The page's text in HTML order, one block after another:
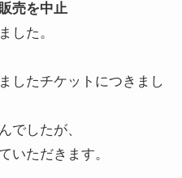
売を中止
した。
したチケットにつきまし
でしたが、
いただきます。